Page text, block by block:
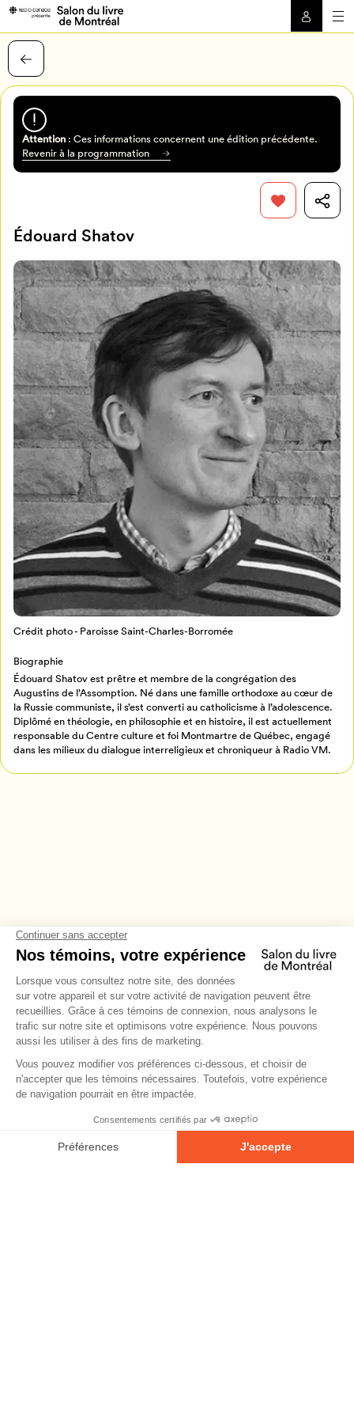
Mon Salon
Programmation
Billetterie
Retour à l’accueil
Attention: Ces informations concernent une édition précédente.
Revenir à la programmation
Édouard Shatov
Crédit photo - Paroisse Saint-Charles-Borromée
Biographie
Édouard Shatov est prêtre et membre de la congrégation des
Augustins de l’Assomption. Né dans une famille orthodoxe au cœur de
la Russie communiste, il s’est converti au catholicisme à l’adolescence.
Diplômé en théologie, en philosophie et en histoire, il est actuellement
responsable du Centre culture et foi Montmartre de Québec, engagé
dans les milieux du dialogue interreligieux et chroniqueur à Radio VM.
Pour enregistrer vos favoris,
connectez-vous ou créez votre profil
Mon Salon
Se connecter
Annuler